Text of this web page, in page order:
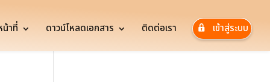
น้าที่ ดาวน์โหลดเอกสาร ติดต่อเรา เข้าสู่ระบบ